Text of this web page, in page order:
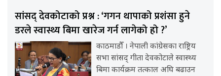
सांसद् देवकोटाको प्रश्न : ‘गगन थापाको प्रशंसा हुने
डरले स्वास्थ्य बिमा खारेज गर्न लागेको हो ?’
काठमाडौँ । नेपाली कांग्रेसका राष्ट्रिय
सभा सांसद् गीता देवकोटाले स्वास्थ्य
बिमा कार्यक्रम तत्काल अघि बढाउन